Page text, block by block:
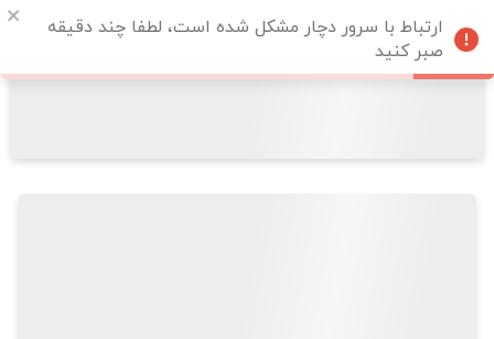
ارتباط با سرور دچار مشکل شده است، لطفا چند دقیقه
صبر کنید